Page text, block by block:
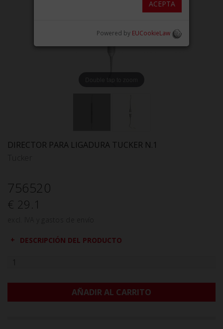
DIRECTOR PARA LIGADURA TUCKER N.1
756520
€ 29.1
DESCRIPCIÓN DEL PRODUCTO
AÑADIR AL CARRITO
ACEPTA
Powered by EUCookieLaw